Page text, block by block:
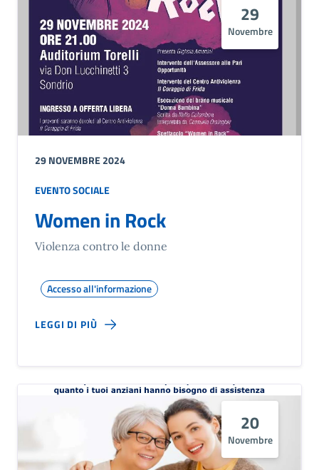
29
Novembre
29 NOVEMBRE 2024
EVENTO SOCIALE
Women in Rock
Violenza contro le donne
Accesso all'informazione
LEGGI DI PIÙ
20
Novembre